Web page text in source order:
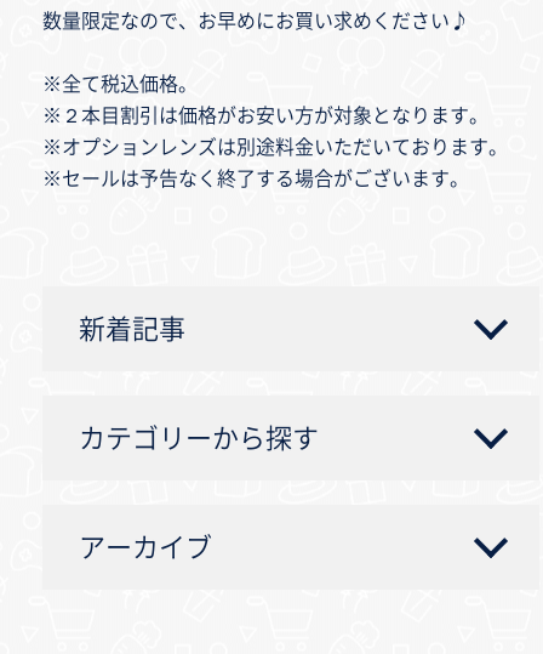
数量限定なので、お早めにお買い求めください♪
※全て税込価格。
※２本目割引は価格がお安い方が対象となります。
※オプションレンズは別途料金いただいております。
※セールは予告なく終了する場合がございます。
新着記事
カテゴリーから探す
アーカイブ